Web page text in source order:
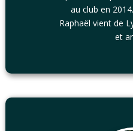
au club en
Raphaël vient de
et